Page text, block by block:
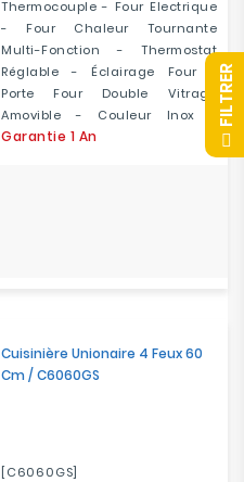
Thermocouple - Four Electrique
- Four Chaleur Tournante
Multi-Fonction - Thermostat
Réglable - Éclairage Four -
Porte Four Double Vitrage
Amovible - Couleur Inox -
Garantie 1 An
Cuisinière Unionaire 4 Feux 60
Cm / C6060GS
[C6060GS]
R